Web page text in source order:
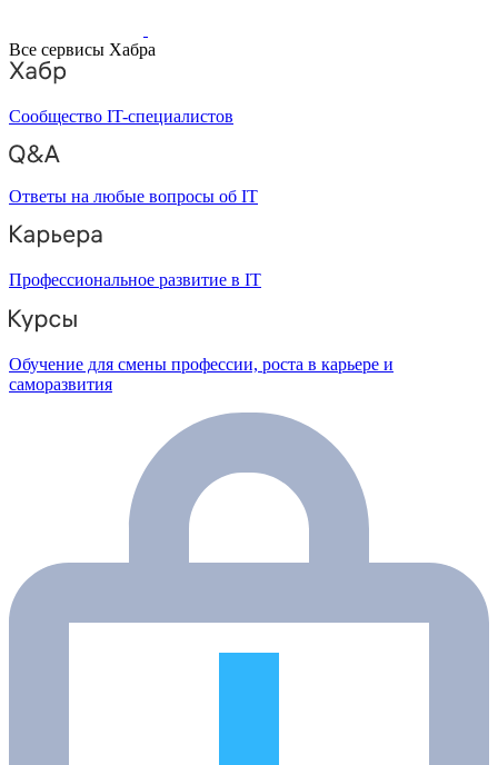
Все сервисы Хабра
Сообщество IT-специалистов
Ответы на любые вопросы об IT
Профессиональное развитие в IT
Обучение для смены профессии, роста в карьере и
саморазвития